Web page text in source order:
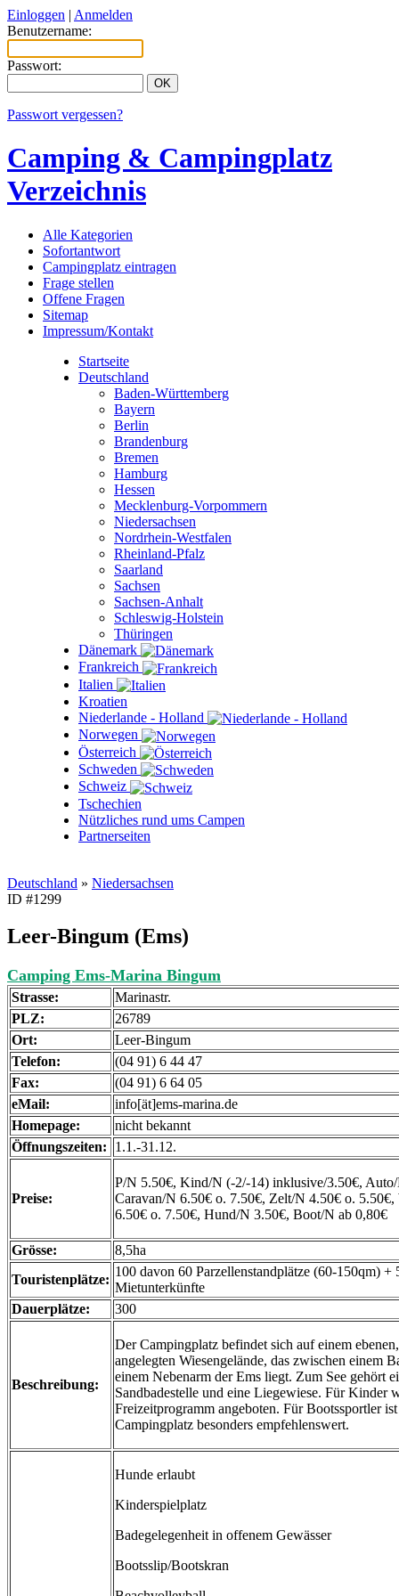
Einloggen | Anmelden
Benutzername:
Passwort:
Passwort vergessen?
Camping & Campingplatz
Verzeichnis
Alle Kategorien
Sofortantwort
Campingplatz eintragen
Frage stellen
Offene Fragen
Sitemap
Impressum/Kontakt
Startseite
Deutschland
Baden-Württemberg
Bayern
Berlin
Brandenburg
Bremen
Hamburg
Hessen
Mecklenburg-Vorpommern
Niedersachsen
Nordrhein-Westfalen
Rheinland-Pfalz
Saarland
Sachsen
Sachsen-Anhalt
Schleswig-Holstein
Thüringen
Dänemark
Frankreich
Italien
Kroatien
Niederlande - Holland
Norwegen
Österreich
Schweden
Schweiz
Tschechien
Nützliches rund ums Campen
Partnerseiten
Deutschland » Niedersachsen
ID #1299
Leer-Bingum (Ems)
Camping Ems-Marina Bingum
Strasse:
Marinastr.
PLZ:
26789
Ort:
Leer-Bingum
Telefon:
(04 91) 6 44 47
Fax:
(04 91) 6 64 05
eMail:
info[ät]ems-marina.de
Homepage:
nicht bekannt
Öffnungszeiten:
1.1.-31.12.
Preise:
P/N 5.50€, Kind/N (-2/-14) inklusive/3.50€,
Caravan/N 6.50€ o. 7.50€, Zelt/N 4.50€ o.
6.50€ o. 7.50€, Hund/N 3.50€, Boot/N ab 0,80€
Grösse:
8,5ha
Touristenplätze:
100 davon 60 Parzellenstandplätze (60-150qm) +
Mietunterkünfte
Dauerplätze:
300
Beschreibung:
Der Campingplatz befindet sich auf einem
angelegten Wiesengelände, das zwischen einem
einem Nebenarm der Ems liegt. Zum See gehört
Sandbadestelle und eine Liegewiese. Für Kinder
Freizeitprogramm angeboten. Für Bootssportler
Campingplatz besonders empfehlenswert.
Hunde erlaubt
Kinderspielplatz
Badegelegenheit in offenem Gewässer
Bootsslip/Bootskran